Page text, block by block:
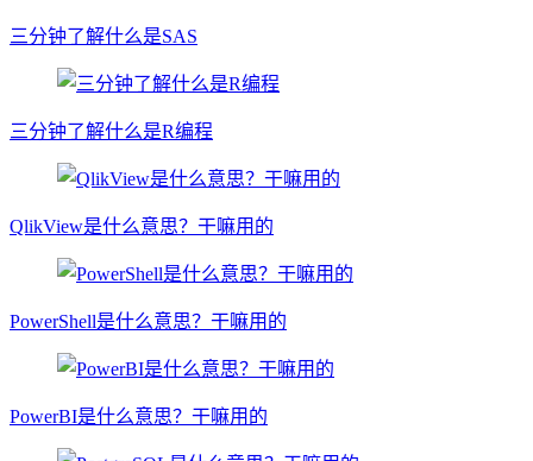
三分钟了解什么是SAS
三分钟了解什么是R编程
QlikView是什么意思？干嘛用的
PowerShell是什么意思？干嘛用的
PowerBI是什么意思？干嘛用的